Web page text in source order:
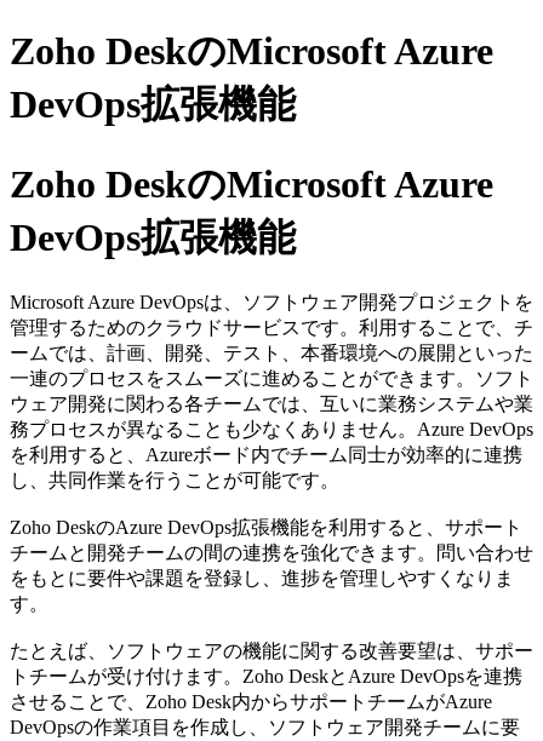
Zoho DeskのMicrosoft Azure
DevOps拡張機能
Zoho DeskのMicrosoft Azure
DevOps拡張機能
Microsoft Azure DevOpsは、ソフトウェア開発プロジェクトを
管理するためのクラウドサービスです。利用することで、チ
ームでは、計画、開発、テスト、本番環境への展開といった
一連のプロセスをスムーズに進めることができます。ソフト
ウェア開発に関わる各チームでは、互いに業務システムや業
務プロセスが異なることも少なくありません。Azure DevOps
を利用すると、Azureボード内でチーム同士が効率的に連携
し、共同作業を行うことが可能です。
Zoho DeskのAzure DevOps拡張機能を利用すると、サポート
チームと開発チームの間の連携を強化できます。問い合わせ
をもとに要件や課題を登録し、進捗を管理しやすくなりま
す。
たとえば、ソフトウェアの機能に関する改善要望は、サポー
トチームが受け付けます。Zoho DeskとAzure DevOpsを連携
させることで、Zoho Desk内からサポートチームがAzure
DevOpsの作業項目を作成し、ソフトウェア開発チームに要